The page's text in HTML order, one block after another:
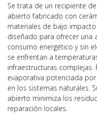
Se trata de un recipiente
abierto fabricado con
materiales de bajo
diseñado para ofrecer una
consumo energético y sin
se enfrentan a
infraestructuras complejas.
evaporativa potenciada
en los sistemas naturales.
abierto minimiza los
reparación locales.